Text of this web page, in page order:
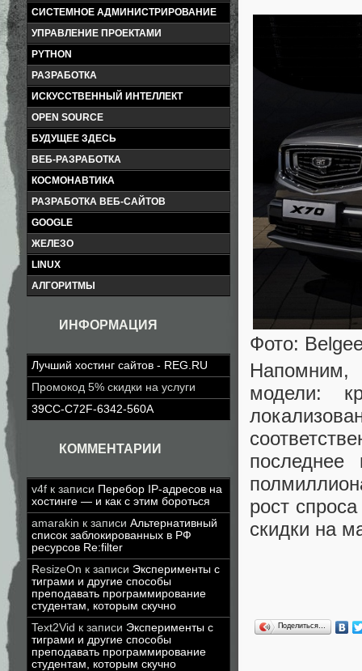
СИСТЕМНОЕ АДМИНИСТРИРОВАНИЕ
УПРАВЛЕНИЕ ПРОЕКТАМИ
PYTHON
РАЗРАБОТКА
ИСКУССТВЕННЫЙ ИНТЕЛЛЕКТ
OPEN SOURCE
БУДУЩЕЕ ЗДЕСЬ
ВЕБ-РАЗРАБОТКА
КОСМОНАВТИКА
РАЗРАБОТКА ВЕБ-САЙТОВ
GOOGLE
ЖЕЛЕЗО
LINUX
АЛГОРИТМЫ
ИНФОРМАЦИЯ
Лучший хостинг сайтов - REG.RU
Промокод 5% скидки на услуги
39CC-C72F-6342-560A
КОММЕНТАРИИ
v4f к записи Перебор IP-адресов на
хостинге — и как с этим бороться
amarakin к записи Альтернативный
список заблокированных в РФ
ресурсов Re:filter
ResizeOn к записи Эксперименты с
тиграми и другие способы
преподавать программирование
студентам, которым скучно
Text2Vid к записи Эксперименты с
тиграми и другие способы
преподавать программирование
студентам, которым скучно
Фото:
Напомним,
модели:
рост
скидки на
Поделиться…